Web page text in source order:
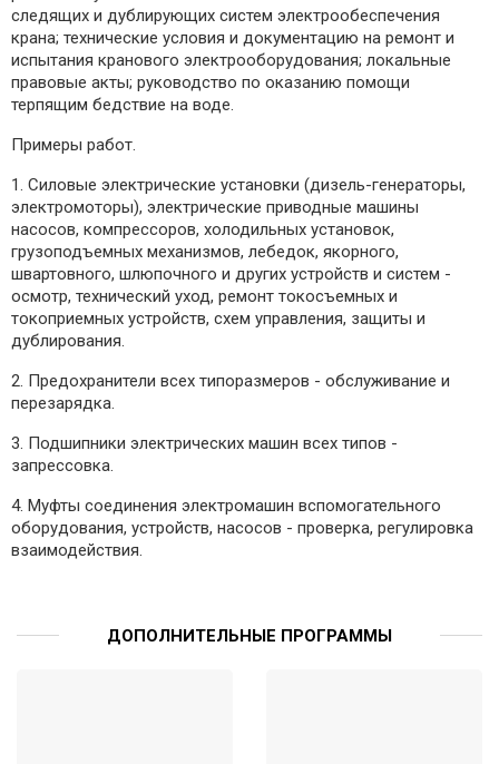
следящих и дублирующих систем электрообеспечения
крана; технические условия и документацию на ремонт и
испытания кранового электрооборудования; локальные
правовые акты; руководство по оказанию помощи
терпящим бедствие на воде.
Примеры работ.
1. Силовые электрические установки (дизель-генераторы,
электромоторы), электрические приводные машины
насосов, компрессоров, холодильных установок,
грузоподъемных механизмов, лебедок, якорного,
швартовного, шлюпочного и других устройств и систем -
осмотр, технический уход, ремонт токосъемных и
токоприемных устройств, схем управления, защиты и
дублирования.
2. Предохранители всех типоразмеров - обслуживание и
перезарядка.
3. Подшипники электрических машин всех типов -
запрессовка.
4. Муфты соединения электромашин вспомогательного
оборудования, устройств, насосов - проверка, регулировка
взаимодействия.
ДОПОЛНИТЕЛЬНЫЕ ПРОГРАММЫ